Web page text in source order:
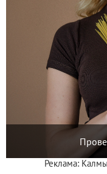
Реклама: